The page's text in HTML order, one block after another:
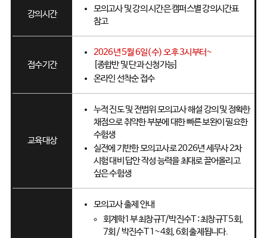
강의시간
모의고사 및 강의 시간은 캠퍼스별 강의시간표
참고
접수기간
2026년 5월 6일(수) 오후 3시부터~
[종합반 및 단과 신청가능]
온라인 선착순 접수
교육대상
누적 진도 및 전범위 모의고사 해설 강의 및 정확한
채점으로 취약한 부분에 대한 빠른 보완이 필요한
수험생
실전에 기반한 모의고사로 2026년 세무사 2차
시험 대비 답안 작성 능력을 최대로 끌어올리고
싶은 수험생
모의고사 출제 안내
회계학1부 최창규T/박진수T : 최창규T 5회,
7회 / 박진수T 1~4회, 6회 출제됩니다.